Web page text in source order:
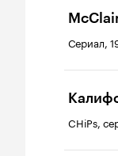
Сериал,
CHiPs,